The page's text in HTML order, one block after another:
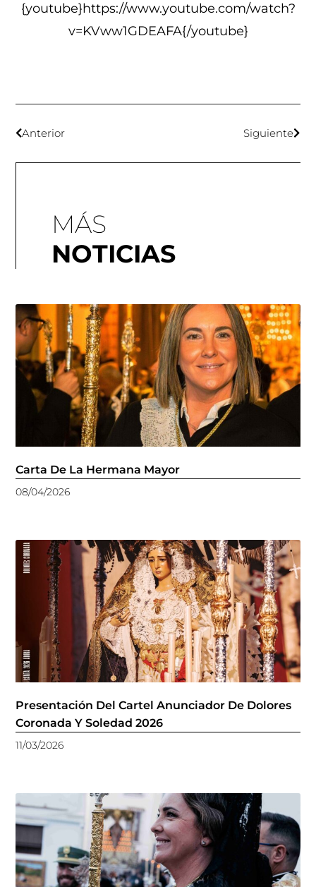
{youtube}https://www.youtube.com/watch?
v=KVww1GDEAFA{/youtube}
Anterior Siguiente
MÁS
NOTICIAS
Carta De La Hermana Mayor
08/04/2026
Presentación Del Cartel Anunciador De Dolores
Coronada Y Soledad 2026
11/03/2026